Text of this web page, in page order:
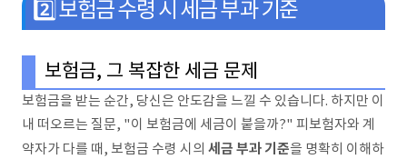
2️⃣ 보험금 수령 시 세금 부과 기준
보험금, 그 복잡한 세금 문제
보험금을 받는 순간, 당신은 안도감을 느낄 수 있습니다. 하지만 이
내 떠오르는 질문, "이 보험금에 세금이 붙을까?" 피보험자와 계
약자가 다를 때, 보험금 수령 시의 세금 부과 기준을 명확히 이해하